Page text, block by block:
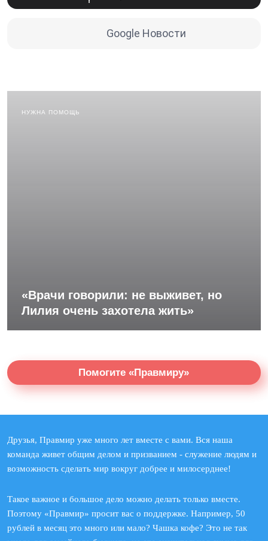
Google Новости
НУЖНА ПОМОЩЬ
«Врачи говорили: не выживет, но
Лилия очень захотела жить»
Помогите «Правмиру»
Друзья, Правмир уже много лет вместе с вами. Вся наша
команда живет общим делом и призванием - служение людям и
возможность сделать мир вокруг добрее и милосерднее!
Такое важное и большое дело можно делать только вместе.
Поэтому «Правмир» просит вас о поддержке. Например, 50
рублей в месяц это много или мало? Чашка кофе? Это не так